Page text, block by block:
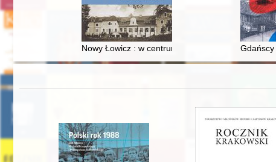
Nowy Łowicz : w centrum poligonu drawskiego od